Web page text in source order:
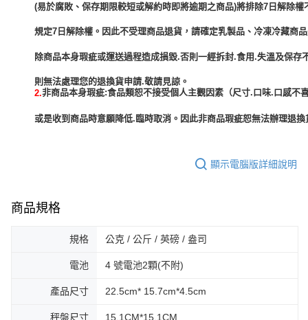
(易於腐敗、保存期限較短或解約時即將逾期之商品)將排除7日解除權
規定7日解除權。因此不受理商品退貨，請確定乳製品、冷凍冷藏商
除商品本身瑕疵或運送過程造成損毀.否則一經拆封.食用.失溫及保存
2.非商品本身瑕疵:食品類恕不接受個人主觀因素（尺寸.口味.口感不
或是收到商品時意願降低.臨時取消。因此非商品瑕疵恕無法辦理退
顯示電腦版詳細說明
商品規格
規格 公克 / 公斤 / 英磅 / 盎司
電池 4 號電池2顆(不附)
產品尺寸 22.5cm* 15.7cm*4.5cm
秤盤尺寸 15.1CM*15.1CM